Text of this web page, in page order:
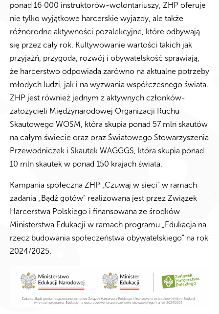
ponad 16 000 instruktorów-wolontariuszy, ZHP oferuje
nie tylko wyjątkowe harcerskie wyjazdy, ale także
różnorodne aktywności pozalekcyjne, które odbywają
się przez cały rok. Kultywowanie wartości takich jak
przyjaźń, przygoda, rozwój i obywatelskość sprawiają,
że harcerstwo odpowiada zarówno na aktualne potrzeby
młodych ludzi, jak i na wyzwania współczesnego świata.
ZHP jest również jednym z aktywnych członków-
założycieli Międzynarodowej Organizacji Ruchu
Skautowego WOSM, która skupia ponad 57 mln skautów
na całym świecie oraz oraz Światowego Stowarzyszenia
Przewodniczek i Skautek WAGGGS, która skupia ponad
10 mln skautek w ponad 150 krajach świata.
Kampania społeczna ZHP „Czuwaj w sieci” w ramach
zadania „Bądź gotów” realizowana jest przez Związek
Harcerstwa Polskiego i finansowana ze środków
Ministerstwa Edukacji w ramach programu „Edukacja na
rzecz budowania społeczeństwa obywatelskiego” na rok
2024/2025.